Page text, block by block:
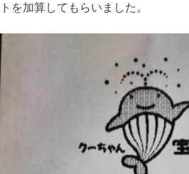
トを加算してもらいました。